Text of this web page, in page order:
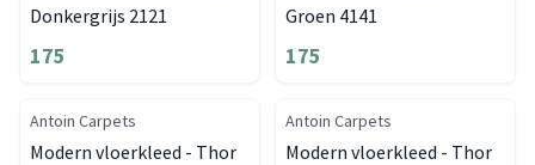
Donkergrijs 2121
175
Groen 4141
175
Antoin Carpets
Modern vloerkleed - Thor
Antoin Carpets
Modern vloerkleed - Thor